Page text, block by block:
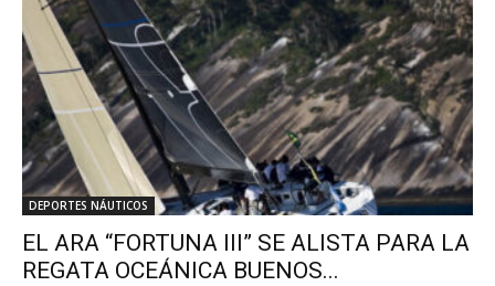
DEPORTES NÁUTICOS
EL ARA “FORTUNA III” SE ALISTA PARA LA
REGATA OCEÁNICA BUENOS...